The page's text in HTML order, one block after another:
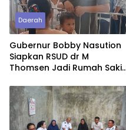
Daerah
Gubernur Bobby Nasution
Siapkan RSUD dr M
Thomsen Jadi Rumah Sakit